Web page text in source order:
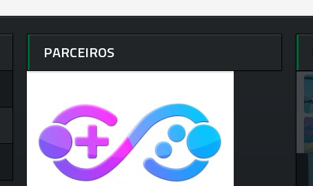
PARCEIROS